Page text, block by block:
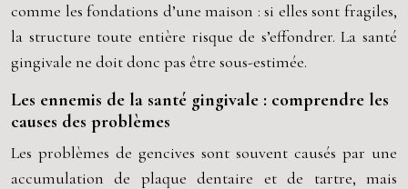
comme les fondations d’une maison : si elles sont fragiles,
la structure toute entière risque de s’effondrer. La santé
gingivale ne doit donc pas être sous-estimée.
Les ennemis de la santé gingivale : comprendre les
causes des problèmes
Les problèmes de gencives sont souvent causés par une
accumulation de plaque dentaire et de tartre, mais